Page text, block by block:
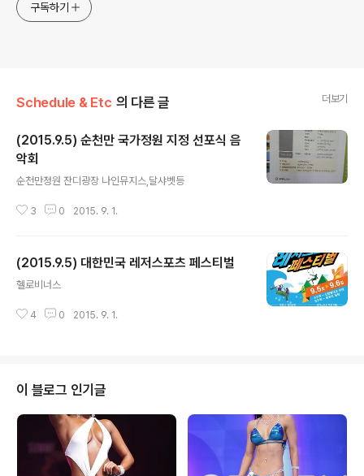
구독하기
Schedule & Etc 의 다른 글 더보기
(2015.9.5) 순천만 국가정원 지정 선포식 음
악회
순천만정원 잔디광장 나인뮤지스,달샤벳등
3 0 2015. 9. 1.
(2015.9.5) 대한민국 레저스포츠 페스티벌
헬로비너스
4 0 2015. 9. 1.
이 블로그 인기글